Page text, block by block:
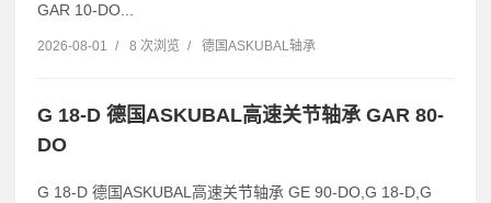
GAR 10-DO...
2026-08-01 / 8 次浏览 / 德国ASKUBAL轴承
G 18-D 德国ASKUBAL高速关节轴承 GAR 80-
DO
G 18-D 德国ASKUBAL高速关节轴承 GE 90-DO,G 18-D,G